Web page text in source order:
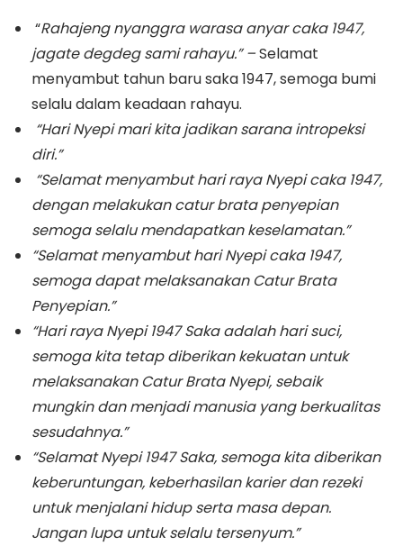
“Rahajeng nyanggra warasa anyar caka 1947,
jagate degdeg sami rahayu.” –Selamat
menyambut tahun baru saka 1947, semoga bumi
selalu dalam keadaan rahayu.
“Hari Nyepi mari kita jadikan sarana intropeksi
diri.”
“Selamat menyambut hari raya Nyepi caka 1947,
dengan melakukan catur brata penyepian
semoga selalu mendapatkan keselamatan.”
“Selamat menyambut hari Nyepi caka 1947,
semoga dapat melaksanakan Catur Brata
Penyepian.”
“Hari raya Nyepi 1947 Saka adalah hari suci,
semoga kita tetap diberikan kekuatan untuk
melaksanakan Catur Brata Nyepi, sebaik
mungkin dan menjadi manusia yang berkualitas
sesudahnya.”
“Selamat Nyepi 1947 Saka, semoga kita diberikan
keberuntungan, keberhasilan karier dan rezeki
untuk menjalani hidup serta masa depan.
Jangan lupa untuk selalu tersenyum.”